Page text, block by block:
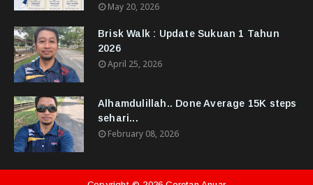
May 20, 2026
Brisk Walk : Update Sukuan 1 Tahun
2026
April 25, 2026
Alhamdulillah.. Done Average 15K steps
sehari...
February 08, 2026